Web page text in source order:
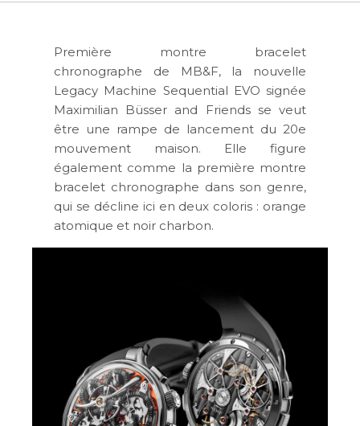
Première montre bracelet
chronographe de MB&F, la nouvelle
Legacy Machine Sequential EVO signée
Maximilian Büsser and Friends se veut
être une rampe de lancement du 20e
mouvement maison. Elle figure
également comme la première montre
bracelet chronographe dans son genre,
qui se décline ici en deux coloris : orange
atomique et noir charbon.